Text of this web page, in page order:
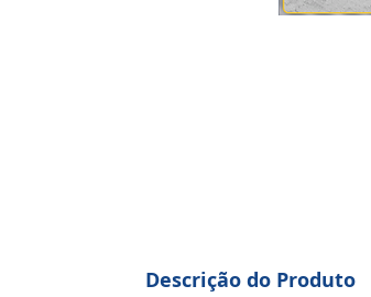
Descrição do Produto